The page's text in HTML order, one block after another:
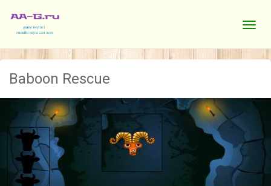
Baboon Rescue